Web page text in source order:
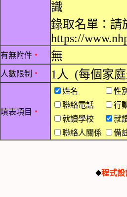
識
錄取名單：請
https://
有無附件 ﹡ 無
人數限制 ﹡ 1人 (每個家
填表項目 ﹡
姓名
性
聯絡電話
行
就讀學校
就
聯絡人關係
備
◆程式設